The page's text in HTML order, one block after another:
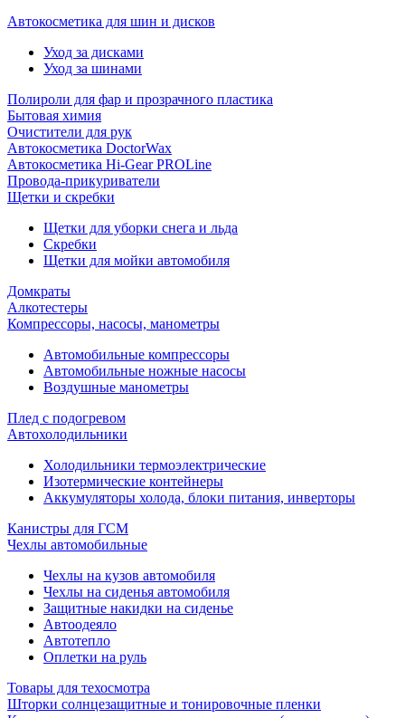
Автокосметика для шин и дисков
Уход за дисками
Уход за шинами
Полироли для фар и прозрачного пластика
Бытовая химия
Очистители для рук
Автокосметика DoctorWax
Автокосметика Hi-Gear PROLine
Провода-прикуриватели
Щетки и скребки
Щетки для уборки снега и льда
Скребки
Щетки для мойки автомобиля
Домкраты
Алкотестеры
Компрессоры, насосы, манометры
Автомобильные компрессоры
Автомобильные ножные насосы
Воздушные манометры
Плед с подогревом
Автохолодильники
Холодильники термоэлектрические
Изотермические контейнеры
Аккумуляторы холода, блоки питания, инверторы
Канистры для ГСМ
Чехлы автомобильные
Чехлы на кузов автомобиля
Чехлы на сиденья автомобиля
Защитные накидки на сиденье
Автоодеяло
Автотепло
Оплетки на руль
Товары для техосмотра
Шторки солнцезащитные и тонировочные пленки